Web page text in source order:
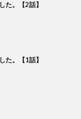
。【2話】
。【1話】